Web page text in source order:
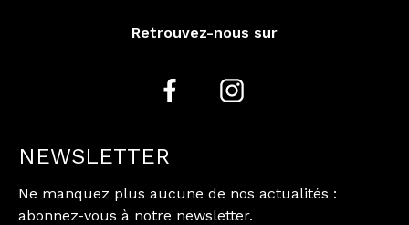
Retrouvez-nous sur
NEWSLETTER
Ne manquez plus aucune de nos actualités :
abonnez-vous à notre newsletter.